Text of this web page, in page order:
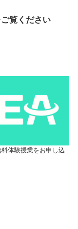
覧ください
体験授業をお申し込